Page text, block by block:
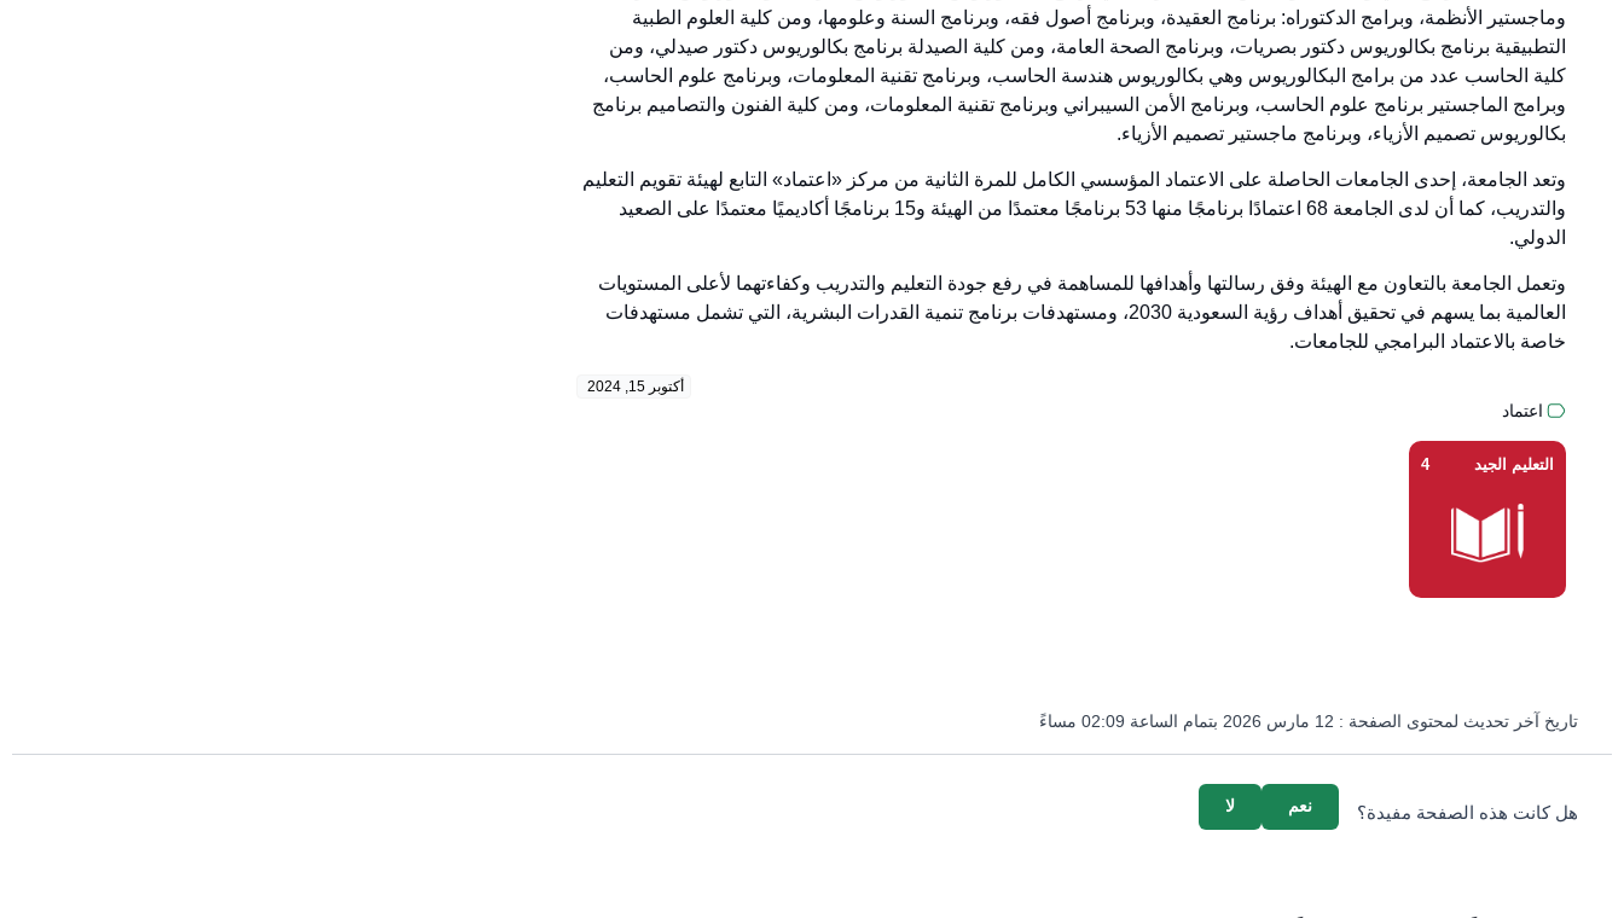
وماجستير الأنظمة، وبرامج الدكتوراه: برنامج العقيدة، وبرنامج أصول فقه، وبرنامج السنة وعلومها، ومن كلية العلوم الطبية
التطبيقية برنامج بكالوريوس دكتور بصريات، وبرنامج الصحة العامة، ومن كلية الصيدلة برنامج بكالوريوس دكتور صيدلي، ومن
كلية الحاسب عدد من برامج البكالوريوس وهي بكالوريوس هندسة الحاسب، وبرنامج تقنية المعلومات، وبرنامج علوم الحاسب،
وبرامج الماجستير برنامج علوم الحاسب، وبرنامج الأمن السيبراني وبرنامج تقنية المعلومات، ومن كلية الفنون والتصاميم برنامج
بكالوريوس تصميم الأزياء، وبرنامج ماجستير تصميم الأزياء.
وتعد الجامعة، إحدى الجامعات الحاصلة على الاعتماد المؤسسي الكامل للمرة الثانية من مركز «اعتماد» التابع لهيئة تقويم التعليم
والتدريب، كما أن لدى الجامعة 68 اعتمادًا برنامجًا منها 53 برنامجًا معتمدًا من الهيئة و15 برنامجًا أكاديميًا معتمدًا على الصعيد
الدولي.
وتعمل الجامعة بالتعاون مع الهيئة وفق رسالتها وأهدافها للمساهمة في رفع جودة التعليم والتدريب وكفاءتهما لأعلى المستويات
العالمية بما يسهم في تحقيق أهداف رؤية السعودية 2030، ومستهدفات برنامج تنمية القدرات البشرية، التي تشمل مستهدفات
خاصة بالاعتماد البرامجي للجامعات.
أكتوبر 15, 2024
اعتماد
التعليم الجيد 4
تاريخ آخر تحديث لمحتوى الصفحة : 12 مارس 2026 بتمام الساعة 02:09 مساءً
هل كانت هذه الصفحة مفيدة؟ لا نعم